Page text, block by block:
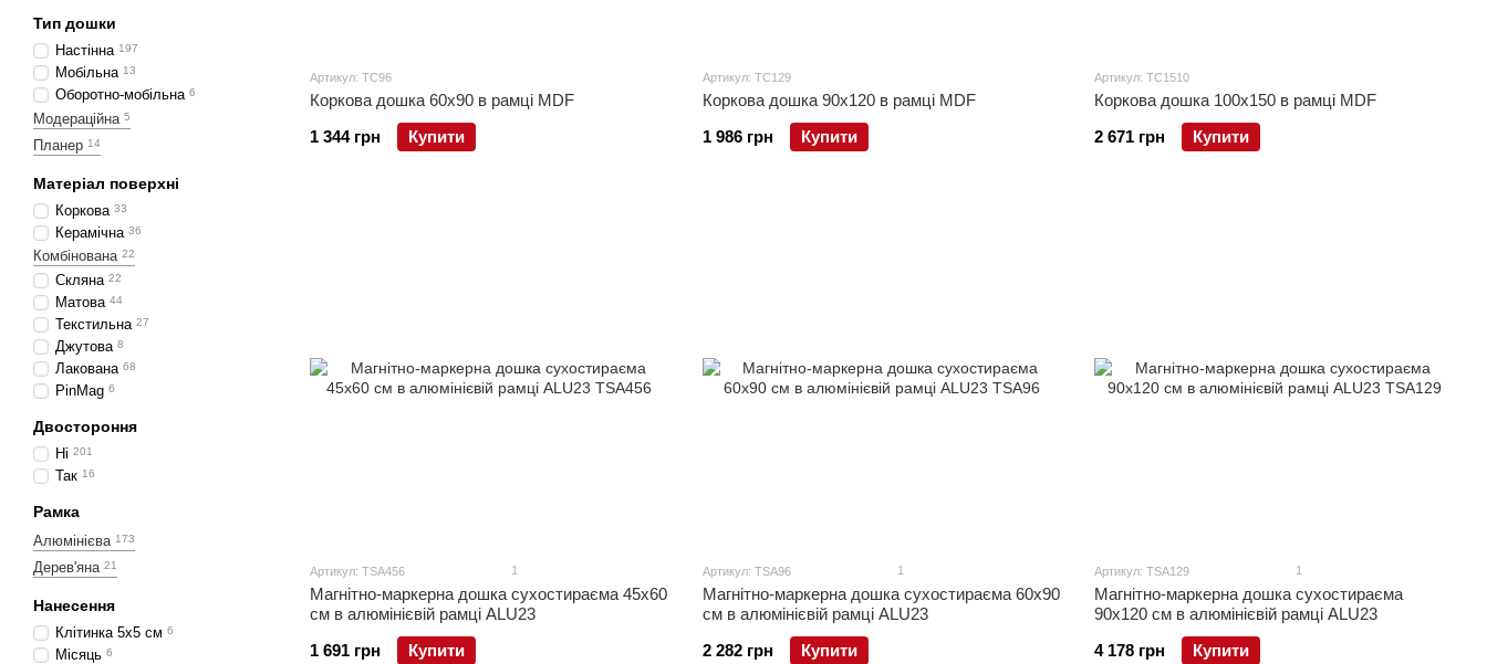
Артикул: TC96
Коркова дошка 60x90 в рамці MDF
1 344 грн
Купити
Артикул: TC129
Коркова дошка 90x120 в рамці MDF
1 986 грн
Купити
Артикул: TC1510
Коркова дошка 100x150 в рамці MDF
2 671 грн
Купити
Артикул: TSA456 1
Магнітно-маркерна дошка сухостираєма 45x60
см в алюмінієвій рамці ALU23
1 691 грн
Купити
Артикул: TSA96 1
Магнітно-маркерна дошка сухостираєма 60x90
см в алюмінієвій рамці ALU23
2 282 грн
Купити
Артикул: TSA129 1
Магнітно-маркерна дошка сухостираєма
90x120 см в алюмінієвій рамці ALU23
4 178 грн
Купити
Тип дошки
Настінна 197
Мобільна 13
Оборотно-мобільна 6
Модераційна 5
Планер 14
Матеріал поверхні
Коркова 33
Керамічна 36
Комбінована 22
Скляна 22
Матова 44
Текстильна 27
Джутова 8
Лакована 68
PinMag 6
Двостороння
Ні 201
Так 16
Рамка
Алюмінієва 173
Дерев'яна 21
Нанесення
Клітинка 5х5 см 6
Місяць 6